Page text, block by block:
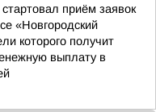
приём заявок
«Новгородский
которого получит
выплату в